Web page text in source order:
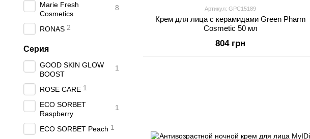
Артикул: GPC15189
Крем для лица с керамидами Green Pharm
Cosmetic 50 мл
804 грн
Marie Fresh
Cosmetics
8
RONAS 2
Серия
GOOD SKIN GLOW
BOOST
1
ROSE CARE 1
ECO SORBET
Raspberry
1
ECO SORBET Peach 1